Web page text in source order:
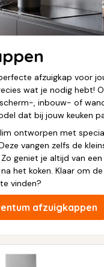
afzuigkap voor
wat je nodig hebt!
, inbouw- of
dat bij jouw keuken
ontworpen met
vangen zelfs de
geniet je altijd van een
het koken. Klaar om
vinden?
afzuigkappen